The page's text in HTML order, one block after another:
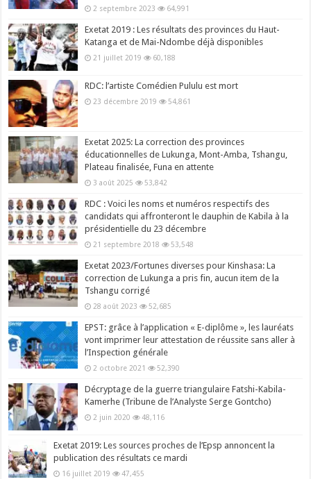
2 septembre 2023 64,991
Exetat 2019 : Les résultats des provinces du Haut-
Katanga et de Mai-Ndombe déjà disponibles
21 juillet 2019 60,188
RDC: l’artiste Comédien Pululu est mort
23 décembre 2019 54,861
Exetat 2025: La correction des provinces
éducationnelles de Lukunga, Mont-Amba, Tshangu,
Plateau finalisée, Funa en attente
3 août 2025 53,842
RDC : Voici les noms et numéros respectifs des
candidats qui affronteront le dauphin de Kabila à la
présidentielle du 23 décembre
21 septembre 2018 53,548
Exetat 2023/Fortunes diverses pour Kinshasa: La
correction de Lukunga a pris fin, aucun item de la
Tshangu corrigé
28 août 2023 52,685
EPST: grâce à l’application « E-diplôme », les lauréats
vont imprimer leur attestation de réussite sans aller à
l’Inspection générale
2 octobre 2021 52,390
Décryptage de la guerre triangulaire Fatshi-Kabila-
Kamerhe (Tribune de l’Analyste Serge Gontcho)
2 juin 2020 48,116
Exetat 2019: Les sources proches de l’Epsp annoncent la
publication des résultats ce mardi
16 juillet 2019 47,455